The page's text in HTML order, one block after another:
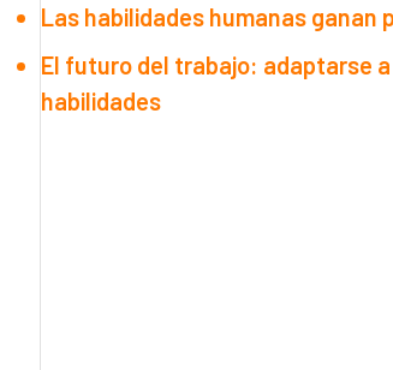
Las habilidades humanas
El futuro del trabajo: adaptarse
habilidades